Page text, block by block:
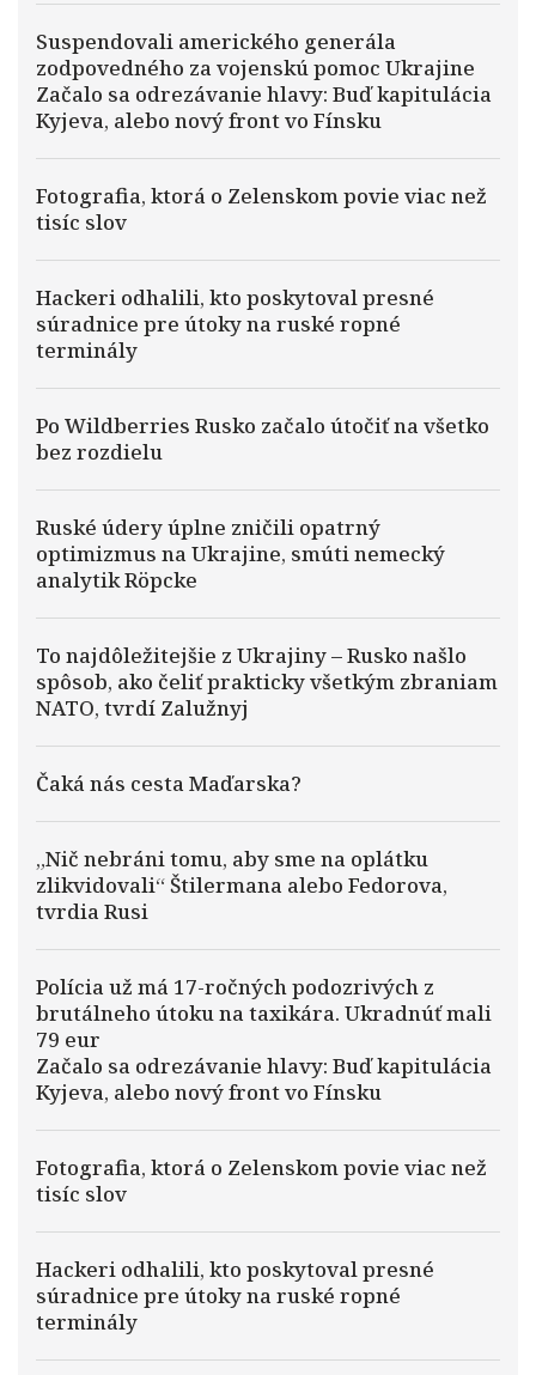
Suspendovali amerického generála
zodpovedného za vojenskú pomoc Ukrajine
Začalo sa odrezávanie hlavy: Buď kapitulácia
Kyjeva, alebo nový front vo Fínsku
Fotografia, ktorá o Zelenskom povie viac než
tisíc slov
Hackeri odhalili, kto poskytoval presné
súradnice pre útoky na ruské ropné
terminály
Po Wildberries Rusko začalo útočiť na všetko
bez rozdielu
Ruské údery úplne zničili opatrný
optimizmus na Ukrajine, smúti nemecký
analytik Röpcke
To najdôležitejšie z Ukrajiny – Rusko našlo
spôsob, ako čeliť prakticky všetkým zbraniam
NATO, tvrdí Zalužnyj
Čaká nás cesta Maďarska?
„Nič nebráni tomu, aby sme na oplátku
zlikvidovali“ Štilermana alebo Fedorova,
tvrdia Rusi
Polícia už má 17-ročných podozrivých z
brutálneho útoku na taxikára. Ukradnúť mali
79 eur
Začalo sa odrezávanie hlavy: Buď kapitulácia
Kyjeva, alebo nový front vo Fínsku
Fotografia, ktorá o Zelenskom povie viac než
tisíc slov
Hackeri odhalili, kto poskytoval presné
súradnice pre útoky na ruské ropné
terminály